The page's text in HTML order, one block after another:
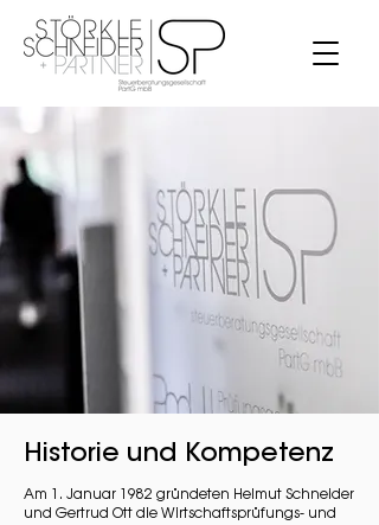
Historie und Kompetenz
Am 1. Januar 1982 gründeten Helmut Schneider
und Gertrud Ott die Wirtschaftsprüfungs- und